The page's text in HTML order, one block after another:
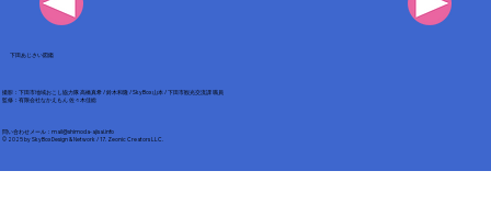
下田あじさい図鑑
撮影：下田市地域おこし協力隊 高橋真希 / 鈴木和隆 / SkyBox 山本 / 下田市観光交流課 職員
​監修：有限会社なかえもん 佐々木佳総
​問い合わせメール： mail@shimoda-ajisai.info
© 2025 bySkyBox Design & Network / 17. Zeonic Creators LLC